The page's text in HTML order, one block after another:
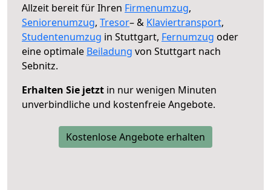
Allzeit bereit für Ihren Firmenumzug,
Seniorenumzug, Tresor– & Klaviertransport,
Studentenumzug in Stuttgart, Fernumzug oder
eine optimale Beiladung von Stuttgart nach
Sebnitz.
Erhalten Sie jetzt in nur wenigen Minuten
unverbindliche und kostenfreie Angebote.
Kostenlose Angebote erhalten